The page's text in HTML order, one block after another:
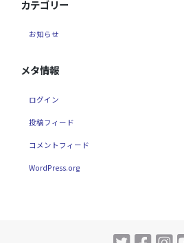
カテゴリー
お知らせ
メタ情報
ログイン
投稿フィード
コメントフィード
WordPress.org